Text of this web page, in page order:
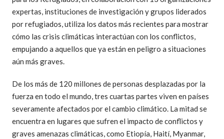
expertas, instituciones de investigación y grupos liderados
por refugiados, utiliza los datos más recientes para mostrar
cómo las crisis climáticas interactúan con los conflictos,
empujando a aquellos que ya están en peligro a situaciones
aún más graves.
De los más de 120 millones de personas desplazadas por la
fuerza en todo el mundo, tres cuartas partes viven en países
severamente afectados por el cambio climático. La mitad se
encuentra en lugares que sufren el impacto de conflictos y
graves amenazas climáticas, como Etiopía, Haití, Myanmar,